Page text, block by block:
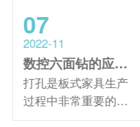
07
2022-11
数控六面钻的应用为板式家具生产带来了哪些好处？
打孔是板式家具生产
过程中非常重要的一
个步骤，它要求孔的